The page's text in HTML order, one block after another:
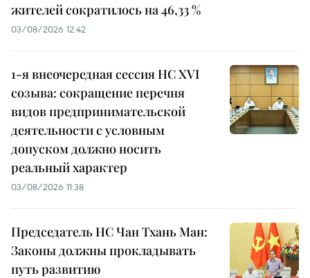
жителей сократилось на 46,33 %
03/08/2026 12:42
1-я внеочередная сессия НС XVI
созыва: сокращение перечня
видов предпринимательской
деятельности с условным
допуском должно носить
реальный характер
03/08/2026 11:38
Председатель НС Чан Тхань Ман:
Законы должны прокладывать
путь развитию